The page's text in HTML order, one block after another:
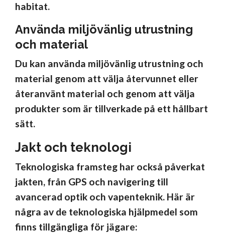
habitat.
Använda miljövänlig utrustning
och material
Du kan använda miljövänlig utrustning och
material genom att välja återvunnet eller
återanvänt material och genom att välja
produkter som är tillverkade på ett hållbart
sätt.
Jakt och teknologi
Teknologiska framsteg har också påverkat
jakten, från GPS och navigering till
avancerad optik och vapenteknik. Här är
några av de teknologiska hjälpmedel som
finns tillgängliga för jägare: